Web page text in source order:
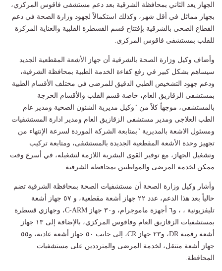
الجهاز يعد الثاني بمحافظة الشرقية بعد دعم مستشفى فاقوس المركزي،
بجهاز مماثل في أقل شهر، وكذلك استكمالاً لجهود وزارة الصحة في دعم
القطاع الصحي بالشرقية بإفتتاح قسم القسطرة القلبية والعناية المركزة
للقلب بمستشفى فاقوس المركزي.
وأضاف وكيل وزارة الصحة بالشرقية أن جهاز الأشعة المقطعية الجديد
سيساهم بشكل كبير في رفع كفاءة الخدمة الطبية بمحافظة الشرقية،
ودعم جهود التشخيص الطبي الدقيق للمرضى في مختلف الأقسام الطبية
بمستشفى الزقازيق العام، خاصة قسم القلب والأقسام الحرجة
بالمستشفى، موجهاً كلاً من "وكيل مديرية الشئون الصحية ومدير عام
الطب العلاجى ومدير مستشفى الزقازيق العام ومدير ادارة المستشفيات
ومسئول الاشعة بالمديرية "بمتابعة الشركة الموردة لسرعة الإنتهاء من
تجهيز وحدة الأشعة المقطعية الجديدة بالمستشفى، ومتابعة تركيب
وتشغيل الجهاز، مع توفير القوى البشرية اللازمة لتشغيله، في أسرع وقت
ممكن لخدمة المرضى والمواطنين بمحافظة الشرقية.
وأشار وكيل وزارة الصحة أن مستشفيات الصحة بمحافظة الشرقية تضم
حالياً بعد هذا الدعم، عدد ٢٢ جهاز أشعة مقطعية، و ٥٧ جهاز أشعة
تليفزيونية ، ، و٦ أجهزة ماموجرام، و٣٠ جهاز C-ARM، وجهازي قسطرة
بمستشفيات الزقازيق العام وفاقوس المركزي، بالإضافة إلى ١٣ جهاز
أشعة رقمية DR، و٢٣ جهاز CR، إلى جانب ٥٠ جهاز أشعة عادية، و٥٥
جهاز أشعة متنقل، لخدمة المرضى والمترددين على مستشفيات
المحافظة.